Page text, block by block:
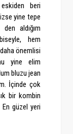
beri
yine tepe
den aldığım
hem
önemlisi
yine elim
bluzu jean
İçinde çok
bir kombin
güzel yeri